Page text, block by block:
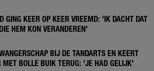
GING KEER OP KEER VREEMD: 'IK DACHT DAT
HEM KON VERANDEREN'
BIJ DE TANDARTS EN KEERT
MET BOLLE BUIK TERUG: 'JE HAD GELIJK'